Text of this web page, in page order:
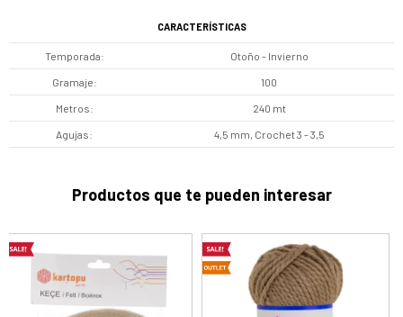
CARACTERÍSTICAS
Temporada Otoño - Invierno
Gramaje 100
Metros 240 mt
Agujas 4,5 mm, Crochet 3 - 3,5
Productos que te pueden interesar